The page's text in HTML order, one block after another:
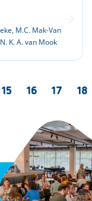
, M.C. Mak-Van
K. A. van Mook
15 16 17 18